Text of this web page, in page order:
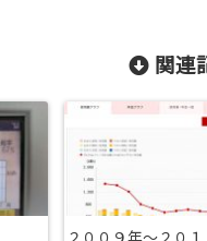
関連